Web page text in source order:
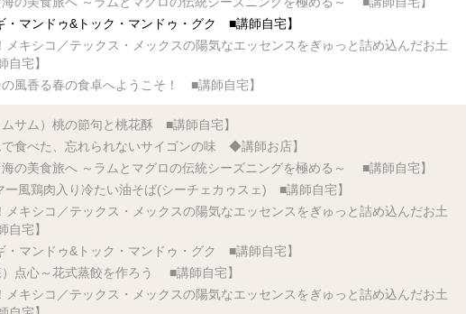
・マンドゥ&トック・マンドゥ・グク ■講師自宅】
メキシコ／テックス・メックスの陽気なエッセンスをぎゅっと詰め込んだお土
宅】
の風香る春の食卓へようこそ！ ■講師自宅】
ムサム）桃の節句と桃花酥 ■講師自宅】
で食べた、忘れられないサイゴンの味 ◆講師お店】
海の美食旅へ ～ラムとマグロの伝統シーズニングを極める～ ■講師自宅】
ー風鶏肉入り冷たい油そば(シーチェカゥスェ) ■講師自宅】
メキシコ／テックス・メックスの陽気なエッセンスをぎゅっと詰め込んだお土
宅】
・マンドゥ&トック・マンドゥ・グク ■講師自宅】
）点心～花式蒸餃を作ろう ■講師自宅】
メキシコ／テックス・メックスの陽気なエッセンスをぎゅっと詰め込んだお土